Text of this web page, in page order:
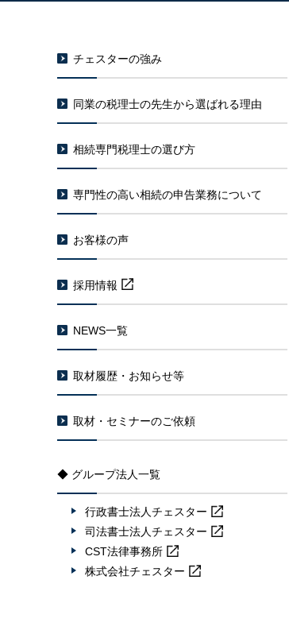
チェスターの強み
同業の税理士の先生から選ばれる理由
相続専門税理士の選び方
専門性の高い相続の申告業務について
お客様の声
採用情報
NEWS一覧
取材履歴・お知らせ等
取材・セミナーのご依頼
◆ グループ法人一覧
行政書士法人チェスター
司法書士法人チェスター
CST法律事務所
株式会社チェスター